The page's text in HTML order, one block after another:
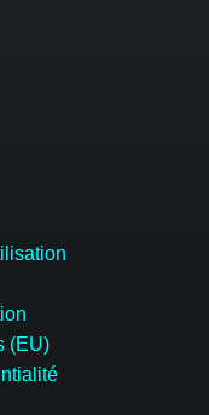
(EU)